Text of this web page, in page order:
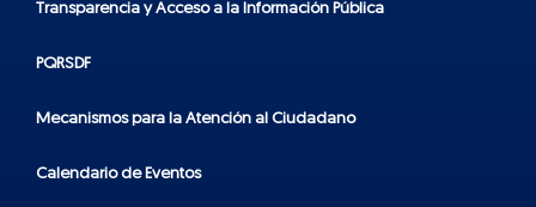
Transparencia y Acceso a la Información Pública
PQRSDF
Mecanismos para la Atención al Ciudadano
Calendario de Eventos